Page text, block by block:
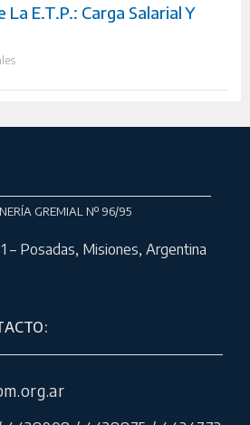
La E.T.P.: Carga Salarial Y
GREMIAL Nº 96/95
– Posadas, Misiones, Argentina